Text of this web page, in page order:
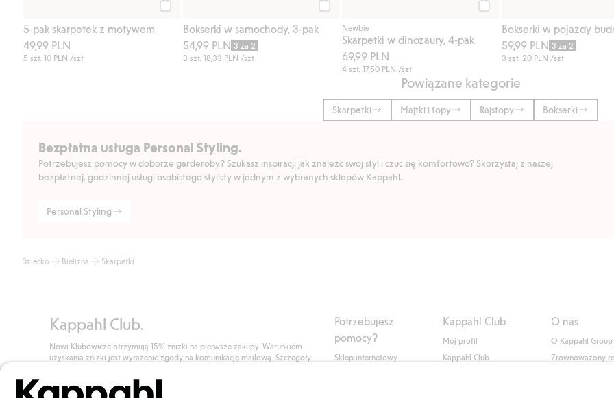
5-pak skarpetek z motywem
49,99 PLN
5 szt. 10 PLN /szt
Bokserki w samochody, 3-pak
54,99 PLN 3 za 2
3 szt. 18,33 PLN /szt
Newbie
Skarpetki w dinozaury, 4-pak
69,99 PLN
4 szt.17,50 PLN /szt
59,99 PLN 3 za 2
3 szt.20 PLN /szt
Powiązane kategorie
Skarpetki Majtki i topy Rajstopy Bokserki
Bezpłatna usługa Personal Styling.
Potrzebujesz pomocy w doborze garderoby? Szukasz inspiracji jak znaleźć swój styl i czuć się komfortowo? Skorzystaj z naszej
bezpłatnej, godzinnej usługi osobistego stylisty w jednym z wybranych sklepów Kappahl.
Personal Styling
Dziecko Bielizna Skarpetki
Kappahl Club.
Nowi Klubowicze otrzymują 15% zniżki na pierwsze zakupy. Warunkiem
uzyskania zniżki jest wyrażenie zgody na komunikację mailową. Szczegóły
Dołącz do Klubu!
Potrzebujesz
pomocy?
Sklep internetowy
Kappahl Club
Mój profil
Kappahl Club
O nas
O Kappahl Group
Zrównoważony